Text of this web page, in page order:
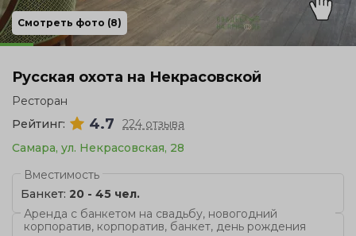
Корпоратив
Смотреть фото (8)
Русская охота на Некрасовской
Ресторан
Рейтинг:
4.7
224 отзыва
Самара, ул. Некрасовская, 28
Вместимость
Банкет: 20 - 45 чел.
Аренда с банкетом на свадьбу, новогодний
корпоратив, корпоратив, банкет, день рождения